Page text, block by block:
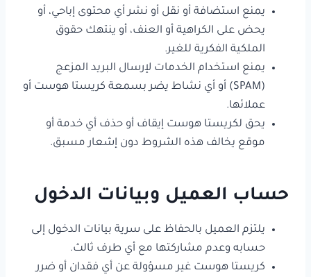
يمنع استضافة أو نقل أو نشر أي محتوى إباحي، أو
يحض على الكراهية أو العنف، أو ينتهك حقوق
الملكية الفكرية للغير.
يمنع استخدام الخدمات لإرسال البريد المزعج
(SPAM) أو أي نشاط يضر بسمعة كريستا هوست أو
عملائها.
يحق لكريستا هوست إيقاف أو حذف أي خدمة أو
موقع يخالف هذه الشروط دون إشعار مسبق.
حساب العميل وبيانات الدخول
يلتزم العميل بالحفاظ على سرية بيانات الدخول إلى
حسابه وعدم مشاركتها مع أي طرف ثالث.
كريستا هوست غير مسؤولة عن أي فقدان أو ضرر